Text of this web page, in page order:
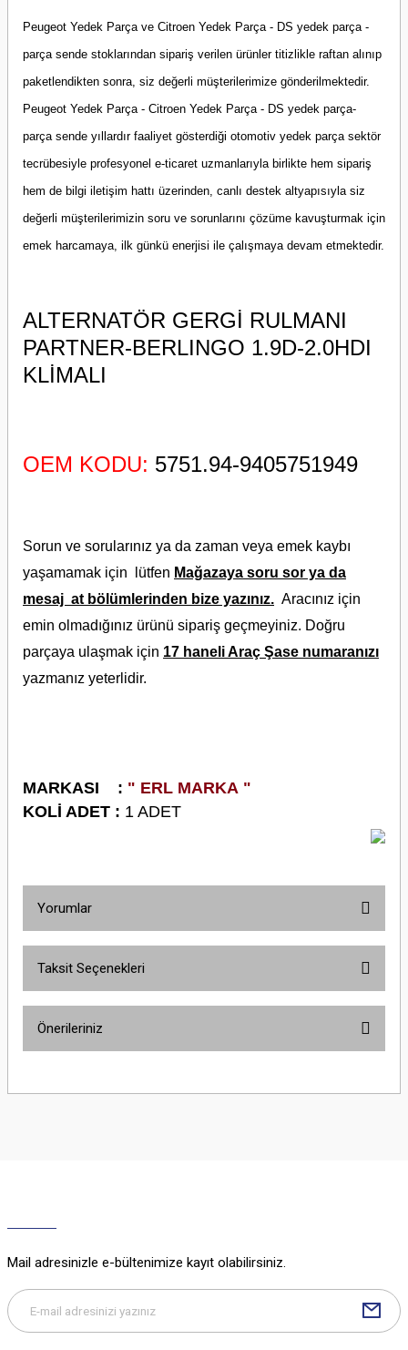
Peugeot Yedek Parça ve Citroen Yedek Parça - DS yedek parça -
parça sende stoklarından sipariş verilen ürünler titizlikle raftan alınıp
paketlendikten sonra, siz değerli müşterilerimize gönderilmektedir.
Peugeot Yedek Parça - Citroen Yedek Parça - DS yedek parça-
parça sende yıllardır faaliyet gösterdiği otomotiv yedek parça sektör
tecrübesiyle profesyonel e-ticaret uzmanlarıyla birlikte hem sipariş
hem de bilgi iletişim hattı üzerinden, canlı destek altyapısıyla siz
değerli müşterilerimizin soru ve sorunlarını çözüme kavuşturmak için
emek harcamaya, ilk günkü enerjisi ile çalışmaya devam etmektedir.
ALTERNATÖR GERGİ RULMANI
PARTNER-BERLINGO 1.9D-2.0HDI
KLİMALI
OEM KODU: 5751.94-9405751949
Sorun ve sorularınız ya da zaman veya emek kaybı
yaşamamak için lütfen Mağazaya soru sor ya da
mesaj at bölümlerinden bize yazınız. Aracınız için
emin olmadığınız ürünü sipariş geçmeyiniz. Doğru
parçaya ulaşmak için 17 haneli Araç Şase numaranızı
yazmanız yeterlidir.
MARKASI : " ERL MARKA "
KOLİ ADET : 1 ADET
Yorumlar
Taksit Seçenekleri
Önerileriniz
yetersiz gördüğünüz noktaları öneri formunu kullanarak tarafımıza
Bu ürüne benzer farklı alternatifler olmalı.
Mail adresinizle e-bültenimize kayıt olabilirsiniz.